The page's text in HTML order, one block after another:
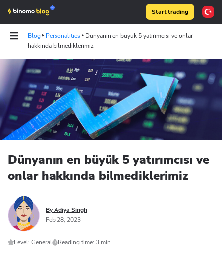
Start trading
Blog Personalities
Dünyanın en büyük 5 yatırımcısı ve onlar
hakkında bilmediklerimiz
Binomo on Telegram
Dünyanın en büyük 5 yatırımcısı ve
onlar hakkında bilmediklerimiz
By Adiya Singh
Feb 28, 2023
Level: General Reading time: 3 min